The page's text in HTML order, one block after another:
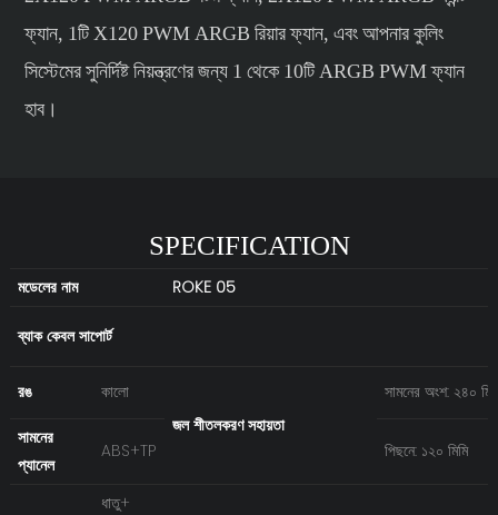
ফ্যান, 1টি X120 PWM ARGB রিয়ার ফ্যান, এবং আপনার কুলিং
সিস্টেমের সুনির্দিষ্ট নিয়ন্ত্রণের জন্য 1 থেকে 10টি ARGB PWM ফ্যান
হাব।
SPECIFICATION
মডেলের নাম ROKE 05
ব্যাক কেবল সাপোর্ট
রঙ
কালো
জল শীতলকরণ সহায়তা
সামনের অংশ: ২৪০
সামনের
প্যানেল
ABS+TP পিছনে: ১২০ মিমি
ধাতু+